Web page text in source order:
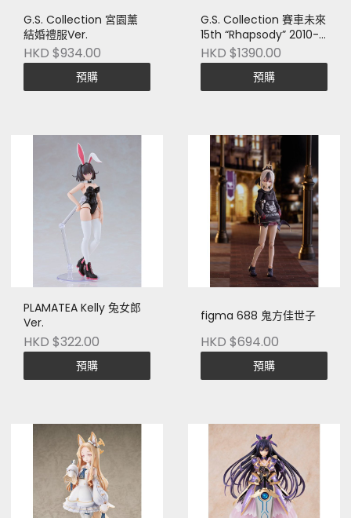
G.S. Collection 宮園薰
結婚禮服Ver.
HKD $934.00
預購
G.S. Collection 賽車未來
15th “Rhapsody” 2010-
2025
HKD $1390.00
預購
PLAMATEA Kelly 兔女郎
Ver.
HKD $322.00
預購
figma 688 鬼方佳世子
HKD $694.00
預購